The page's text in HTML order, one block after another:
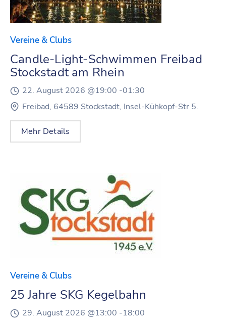
Vereine & Clubs
Candle-Light-Schwimmen Freibad
Stockstadt am Rhein
22. August 2026 @19:00 -01:30
Freibad, 64589 Stockstadt, Insel-Kühkopf-Str 5.
Mehr Details
Vereine & Clubs
25 Jahre SKG Kegelbahn
29. August 2026 @13:00 -18:00